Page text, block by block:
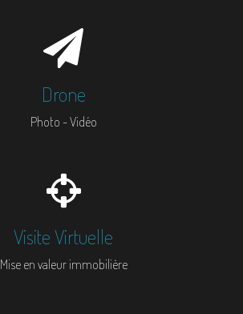
Drone
Photo - Vidéo
Visite Virtuelle
Mise en valeur immobilière